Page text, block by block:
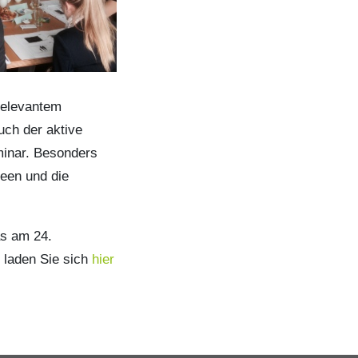
der aktive
Besonders
und die
am 24.
laden Sie sich hier